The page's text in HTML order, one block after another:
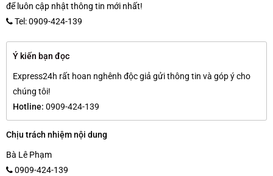
để luôn cập nhật thông tin mới nhất!
Tel: 0909-424-139
Ý kiến bạn đọc
Express24h rất hoan nghênh độc giả gửi thông tin và góp ý cho
chúng tôi!
Hotline: 0909-424-139
Chịu trách nhiệm nội dung
Bà Lê Phạm
0909-424-139